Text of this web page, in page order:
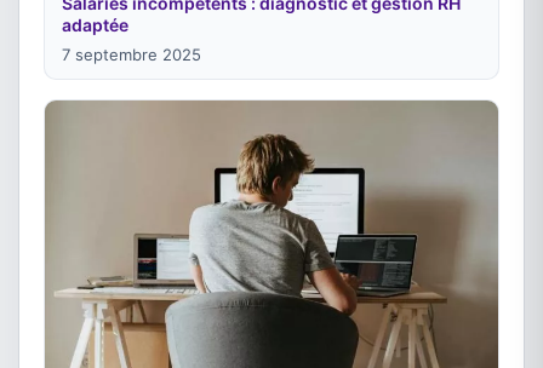
adaptée
7 septembre 2025